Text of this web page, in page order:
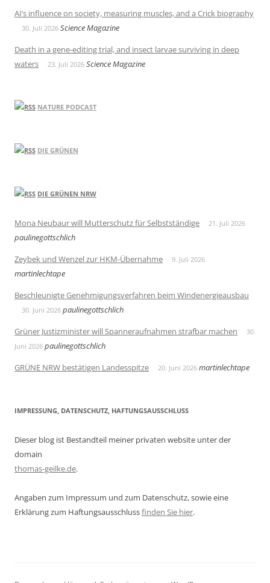
AI’s influence on society, measuring muscles, and a Crick biography
30. Juli 2026 Science Magazine
Death in a gene-editing trial, and insect larvae surviving in deep
waters
23. Juli 2026 Science Magazine
NATURE PODCAST
DIE GRÜNEN
DIE GRÜNEN NRW
Mona Neubaur will Mutterschutz für Selbstständige 21. Juli 2026
paulinegottschlich
Zeybek und Wenzel zur HKM-Übernahme
9. Juli 2026
martinlechtape
Beschleunigte Genehmigungsverfahren beim Windenergieausbau
30. Juni 2026 paulinegottschlich
Grüner Justizminister will Spanneraufnahmen strafbar machen
30.
Juni 2026 paulinegottschlich
GRÜNE NRW bestätigen Landesspitze
20. Juni 2026 martinlechtape
IMPRESSUNG, DATENSCHUTZ, HAFTUNGSAUSSCHLUSS
Dieser blog ist Bestandteil meiner privaten website unter der
domain
thomas-geilke.de.
Angaben zum Impressum und zum Datenschutz, sowie eine
Erklärung zum Haftungsausschlussfinden Sie hier.